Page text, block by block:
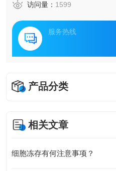
访问量： 1599
服务热线
产品分类
相关文章
细胞冻存有何注意事项？